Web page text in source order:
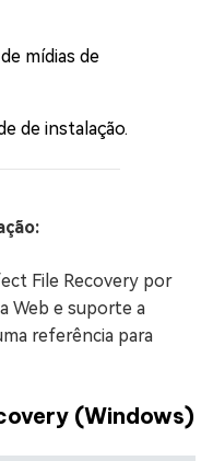
mídias de
de instalação.
File Recovery por
Web e suporte a
referência para
(Windows)